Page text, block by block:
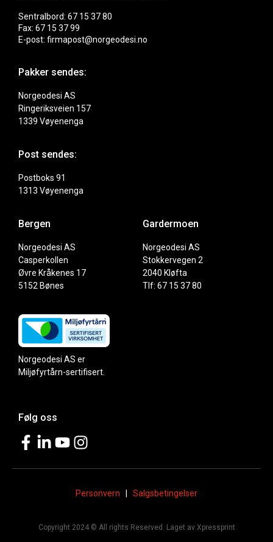
Sentralbord: 67 15 37 80
Fax: 67 15 37 99
E-post: firmapost@norgeodesi.no
Pakker sendes:
Norgeodesi AS
Ringeriksveien 157
1339 Vøyenenga
Post sendes:
Postboks 91
1313 Vøyenenga
Bergen
Norgeodesi AS
Casperkollen
Øvre Kråkenes 17
5152 Bønes
Gardermoen
Norgeodesi AS
Stokkervegen 2
2040 Kløfta
Tlf: 67 15 37 80
Norgeodesi AS er
Miljøfyrtårn-sertifisert.
Følg oss
Personvern Salgsbetingelser
Copyright 2024 © All rights Reserved. Laget av Xpressprint